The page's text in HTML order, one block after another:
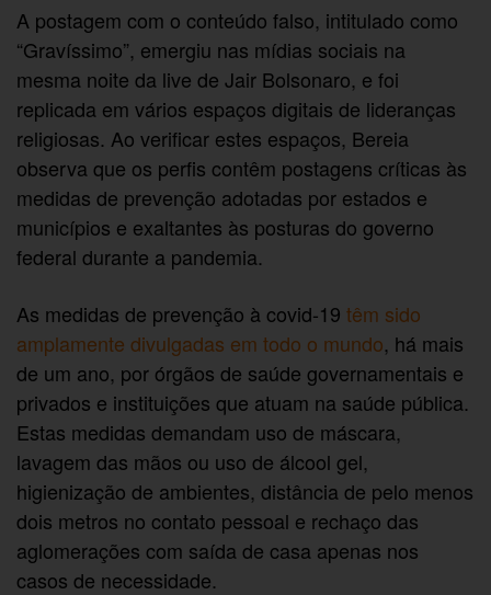
A postagem com o conteúdo falso, intitulado como
“Gravíssimo”, emergiu nas mídias sociais na
mesma noite da live de Jair Bolsonaro, e foi
replicada em vários espaços digitais de lideranças
religiosas. Ao verificar estes espaços, Bereia
observa que os perfis contêm postagens críticas às
medidas de prevenção adotadas por estados e
municípios e exaltantes às posturas do governo
federal durante a pandemia.
As medidas de prevenção à covid-19têm sido
amplamente divulgadas em todo o mundo, há mais
de um ano, por órgãos de saúde governamentais e
privados e instituições que atuam na saúde pública.
Estas medidas demandam uso de máscara,
lavagem das mãos ou uso de álcool gel,
higienização de ambientes, distância de pelo menos
dois metros no contato pessoal e rechaço das
aglomerações com saída de casa apenas nos
casos de necessidade.